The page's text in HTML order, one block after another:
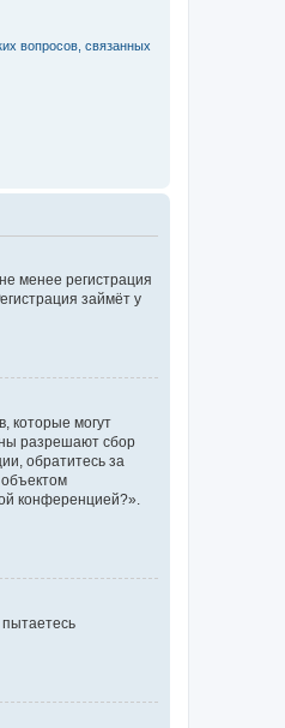
вопросов, связанных
менее регистрация
займёт у
которые могут
разрешают сбор
обратитесь за
конференцией?».